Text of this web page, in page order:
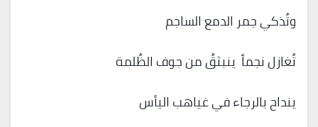
وتُذكي جمر الدمع الساجم
تُغازل نجماً ينبثقُ من جوف الظُلمة
ينداح بالرجاء في غياهب اليأس